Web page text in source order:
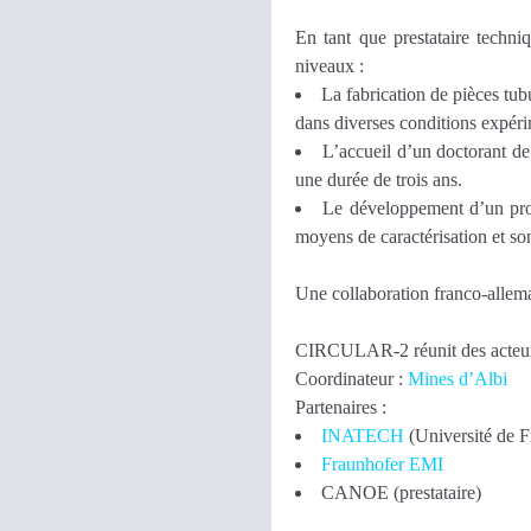
En tant que prestataire
niveaux :
La fabrication de pièces
dans diverses conditions
L’accueil d’un doctorant
une durée de trois ans.
Le développement d’un
moyens de caractérisation et
Une collaboration franco-
CIRCULAR-2 réunit des
Coordinateur : Mines d’Albi
Partenaires :
INATECH (Université de
Fraunhofer EMI
CANOE (prestataire)